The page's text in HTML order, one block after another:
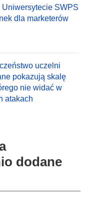
Uniwersytecie SWPS
dla marketerów
uczelni
pokazują skalę
nie widać w
atakach
dodane